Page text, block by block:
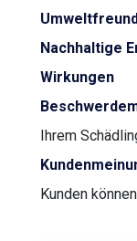
Nachhaltige
Wirkungen
Ihrem
Kunden